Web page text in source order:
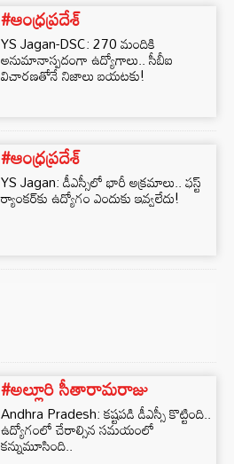
#ఆంధ్రప్రదేశ్
YS Jagan-DSC: 270 మందికి
అనుమానాస్పదంగా ఉద్యోగాలు.. సీబీఐ
విచారణతోనే నిజాలు బయటకు!
#ఆంధ్రప్రదేశ్
YS Jagan: డీఎస్సీలో భారీ అక్రమాలు.. ఫస్ట్
ర్యాంకర్‌కు ఉద్యోగం ఎందుకు ఇవ్వలేదు!
#అల్లూరి సీతారామరాజు
Andhra Pradesh: కష్టపడి డీఎస్సీ కొట్టింది..
ఉద్యోగంలో చేరాల్సిన సమయంలో
కన్నుమూసింది..